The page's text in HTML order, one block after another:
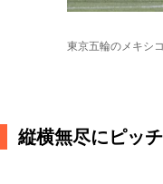
東京五輪のメキシ
縦横無尽にピッ